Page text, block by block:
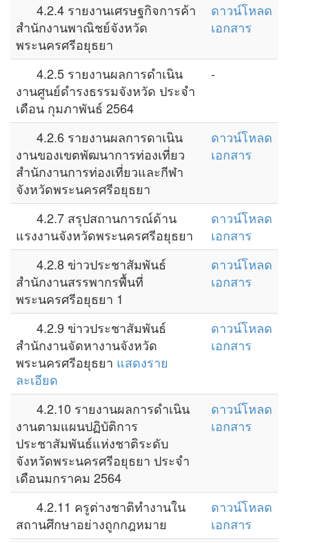
4.2.4 รายงานเศรษฐกิจการค้า
สำนักงานพาณิชย์จังหวัด
พระนครศรีอยุธยา
ดาวน์โหลด
เอกสาร
4.2.5 รายงานผลการดำเนิน
งานศูนย์ดำรงธรรมจังหวัด ประจำ
เดือน กุมภาพันธ์ 2564
-
4.2.6 รายงานผลการดาเนิน
งานของเขตพัฒนาการท่องเที่ยว
สำนักงานการท่องเที่ยวและกีฬา
จังหวัดพระนครศรีอยุธยา
ดาวน์โหลด
เอกสาร
4.2.7 สรุปสถานการณ์ด้าน
แรงงานจังหวัดพระนครศรีอยุธยา
ดาวน์โหลด
เอกสาร
4.2.8 ข่าวประชาสัมพันธ์
สำนักงานสรรพากรพื้นที่
พระนครศรีอยุธยา 1
ดาวน์โหลด
เอกสาร
4.2.9 ข่าวประชาสัมพันธ์
สำนักงานจัดหางานจังหวัด
พระนครศรีอยุธยา แสดงราย
ละเอียด
ดาวน์โหลด
เอกสาร
4.2.10 รายงานผลการดำเนิน
งานตามแผนปฏิบัติการ
ประชาสัมพันธ์แห่งชาติระดับ
จังหวัดพระนครศรีอยุธยา ประจำ
เดือนมกราคม 2564
ดาวน์โหลด
เอกสาร
4.2.11 ครูต่างชาติทำงานใน
สถานศึกษาอย่างถูกกฎหมาย
ดาวน์โหลด
เอกสาร